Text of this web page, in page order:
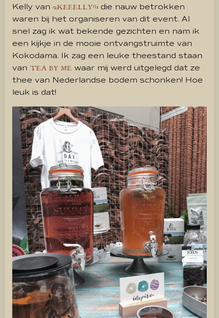
Kelly van @KEEELLY91 die nauw betrokken
waren bij het organiseren van dit event. Al
snel zag ik wat bekende gezichten en nam ik
een kijkje in de mooie ontvangstruimte van
Kokodama. Ik zag een leuke theestand staan
van TEA BY ME waar mij werd uitgelegd dat ze
thee van Nederlandse bodem schonken! Hoe
leuk is dat!